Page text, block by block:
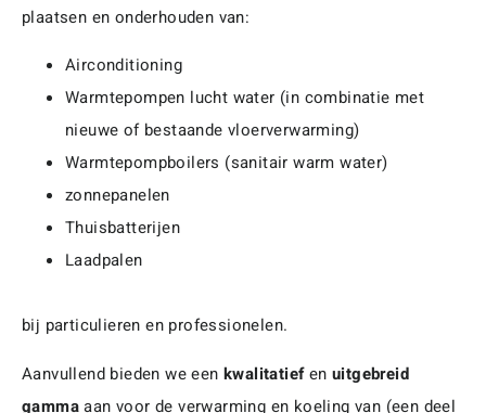
plaatsen en onderhouden van:
Airconditioning
Warmtepompen lucht water (in combinatie met
nieuwe of bestaande vloerverwarming)
Warmtepompboilers (sanitair warm water)
zonnepanelen
Thuisbatterijen
Laadpalen
bij particulieren en professionelen.
Aanvullend bieden we een kwalitatiefenuitgebreid
gammaaan voor de verwarming en koeling van (een deel